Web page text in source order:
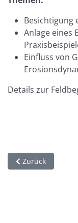
Besichtigung
Anlage eines
Einfluss von
Details zur
Vorheriger
Zurück